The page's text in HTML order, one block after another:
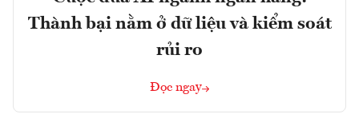
Thành bại nằm ở dữ liệu và kiểm soát
rủi ro
Đọc ngay